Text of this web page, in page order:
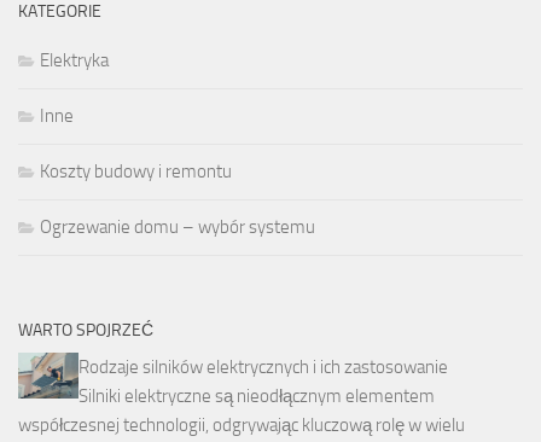
KATEGORIE
Elektryka
Inne
Koszty budowy i remontu
Ogrzewanie domu – wybór systemu
WARTO SPOJRZEĆ
Rodzaje silników elektrycznych i ich zastosowanie
Silniki elektryczne są nieodłącznym elementem
współczesnej technologii, odgrywając kluczową rolę w wielu